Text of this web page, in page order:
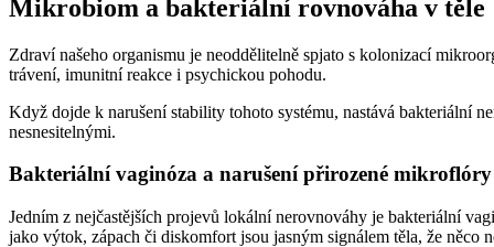
Mikrobiom a bakteriální rovnováha v těle
Zdraví našeho organismu je neoddělitelně spjato s kolonizací
trávení, imunitní reakce i psychickou pohodu.
Když dojde k narušení stability tohoto systému, nastává bakteriální
nesnesitelnými.
Bakteriální vaginóza a narušení přirozené mikroflóry
Jedním z nejčastějších projevů lokální nerovnováhy je bakteriální
jako výtok, zápach či diskomfort jsou jasným signálem těla, že něco